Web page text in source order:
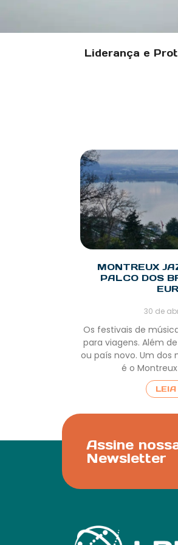
Liderança e
MONTREUX
PALCO DOS
30 de
Os festivais de
para viagens. Além
ou país novo. Um
é o
Assine
Newsletter